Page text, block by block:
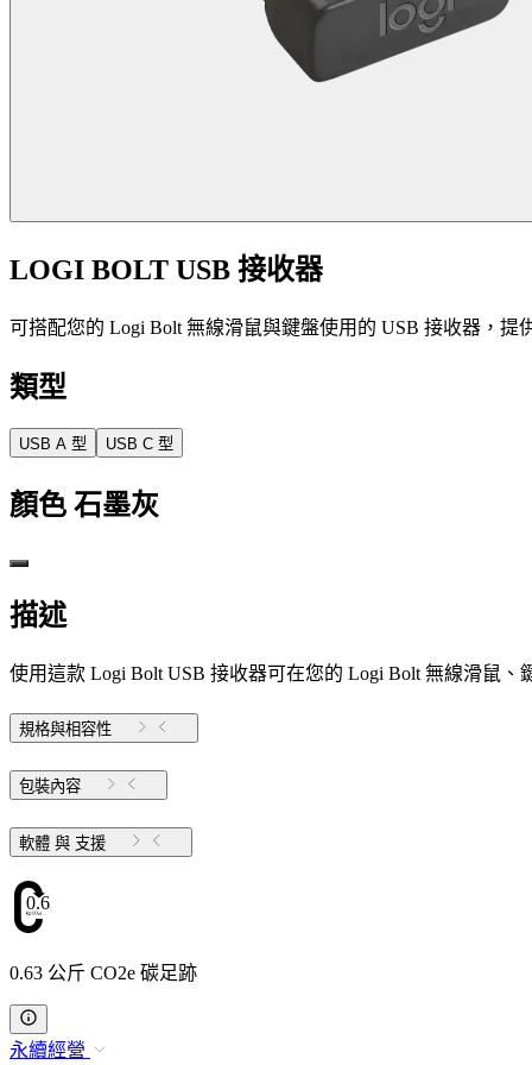
LOGI BOLT USB 接收器
可搭配您的 Logi Bolt 無線滑鼠與鍵盤使用的 USB 接收器，提
類型
USB A 型 USB C 型
顏色 石墨灰
描述
使用這款 Logi Bolt USB 接收器可在您的 Logi Bolt 無線滑鼠
規格與相容性
包裝內容
軟體 與 支援
0.63
0.63 公斤 CO2e 碳足跡
永續經營